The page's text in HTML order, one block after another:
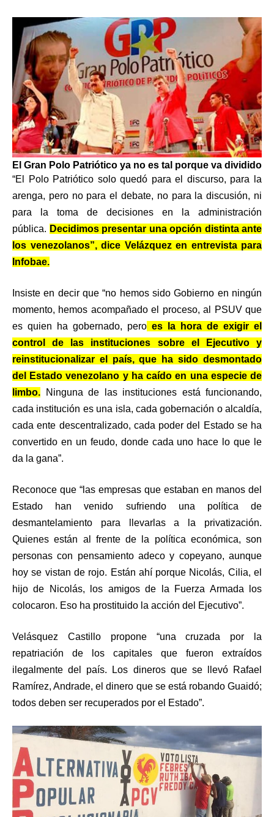
El Gran Polo Patriótico ya no es tal porque va dividido
“El Polo Patriótico solo quedó para el discurso, para la
arenga, pero no para el debate, no para la discusión, ni
para la toma de decisiones en la administración
pública. Decidimos presentar una opción distinta ante
los venezolanos”, dice Velázquez en entrevista para
Infobae.
Insiste en decir que “no hemos sido Gobierno en ningún
momento, hemos acompañado el proceso, al PSUV que
es quien ha gobernado, pero es la hora de exigir el
control de las instituciones sobre el Ejecutivo y
reinstitucionalizar el país, que ha sido desmontado
del Estado venezolano y ha caído en una especie de
limbo. Ninguna de las instituciones está funcionando,
cada institución es una isla, cada gobernación o alcaldía,
cada ente descentralizado, cada poder del Estado se ha
convertido en un feudo, donde cada uno hace lo que le
da la gana”.
Reconoce que “las empresas que estaban en manos del
Estado han venido sufriendo una política de
desmantelamiento para llevarlas a la privatización.
Quienes están al frente de la política económica, son
personas con pensamiento adeco y copeyano, aunque
hoy se vistan de rojo. Están ahí porque Nicolás, Cilia, el
hijo de Nicolás, los amigos de la Fuerza Armada los
colocaron. Eso ha prostituido la acción del Ejecutivo”.
Velásquez Castillo propone “una cruzada por la
repatriación de los capitales que fueron extraídos
ilegalmente del país. Los dineros que se llevó Rafael
Ramírez, Andrade, el dinero que se está robando Guaidó;
todos deben ser recuperados por el Estado”.